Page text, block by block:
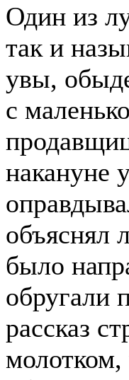
Один из
так и
увы,
с
накануне
объяснял
было
обругали
рассказ
молотком,